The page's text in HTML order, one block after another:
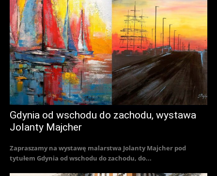
Gdynia od wschodu do zachodu, wystawa
Jolanty Majcher
Zapraszamy na wystawę malarstwa Jolanty Majcher pod
tytułem Gdynia od wschodu do zachodu, do...